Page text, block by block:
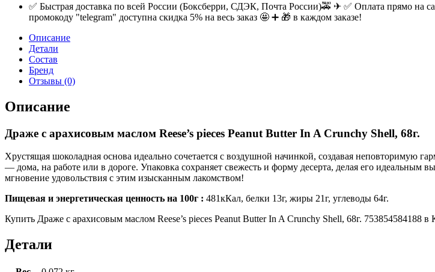
Crunchy
quantity
✅ Быстрая доставка по всей России (Боксберри, СДЭК, Почта России)🚕 ✈ ✅ Оплата прямо
промокоду "telegram" доступна скидка 5% на весь заказ 🤩 ➕ 🎁 в каждом заказе!
Описание
Детали
Состав
Бренд
Отзывы (0)
Описание
Драже с арахисовым маслом Reese’s pieces Peanut Butter In A Crunchy Shell, 68г.
Хрустящая шоколадная основа идеально сочетается с воздушной начинкой, создавая неповторимую
— дома, на работе или в дороге. Упаковка сохраняет свежесть и форму десерта, делая его идеальным
мгновение удовольствия с этим изысканным лакомством!
Пищевая и энергетическая ценность на 100г : 481кКал, белки 13г, жиры 21г, углеводы 64г.
Купить Драже с арахисовым маслом Reese’s pieces Peanut Butter In A Crunchy Shell, 68г. 753854584188
Детали